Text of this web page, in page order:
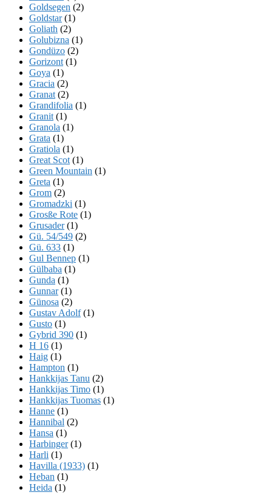
Goldsegen (2)
Goldstar(1)
Goliath (2)
Golubizna (1)
Gondüzo (2)
Gorizont (1)
Goya (1)
Gracia (2)
Granat (2)
Grandifolia (1)
Granit (1)
Granola (1)
Grata (1)
Gratiola (1)
Great Scot (1)
Green Mountain (1)
Greta (1)
Grom (2)
Gromadzki (1)
Grosße Rote (1)
Grusader(1)
Gü. 54/549 (2)
Gü. 633 (1)
Gul Bennep (1)
Gülbaba (1)
Gunda (1)
Gunnar(1)
Günosa (2)
Gustav Adolf(1)
Gusto (1)
Gybrid 390 (1)
H 16 (1)
Haig (1)
Hampton (1)
Hankkijas Tanu (2)
Hankkijas Timo (1)
Hankkijas Tuomas (1)
Hanne (1)
Hannibal (2)
Hansa (1)
Harbinger(1)
Harli (1)
Havilla (1933) (1)
Heban (1)
Heida (1)